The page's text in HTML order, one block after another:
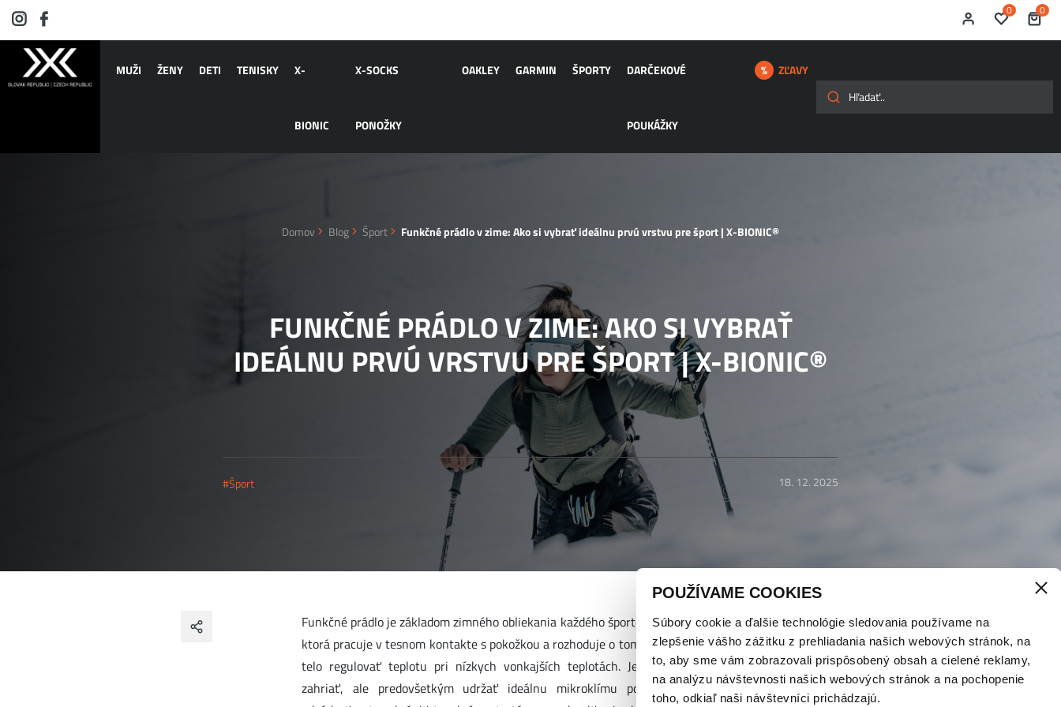
POUŽÍVAME COOKIES
Súbory cookie a ďalšie technológie sledovania používame na
zlepšenie vášho zážitku z prehliadania našich webových stránok, na
to, aby sme vám zobrazovali prispôsobený obsah a cielené reklamy,
na analýzu návštevnosti našich webových stránok a na pochopenie
toho, odkiaľ naši návštevníci prichádzajú.
0 0
MUŽI ŽENY DETI TENISKY X-
BIONIC
X-SOCKS
PONOŽKY
OAKLEY GARMIN ŠPORTY DARČEKOVÉ
POUKÁŽKY
ZĽAVY
Domov Blog Šport Funkčné prádlo v zime: Ako si vybrať ideálnu prvú vrstvu pre šport | X-BIONIC®
FUNKČNÉ PRÁDLO V ZIME: AKO SI VYBRAŤ
IDEÁLNU PRVÚ VRSTVU PRE ŠPORT | X-BIONIC®
#Šport 18. 12. 2025
Funkčné prádlo je základom zimného obliekania každého športovca. Ide o prvú vrstvu,
ktorá pracuje v tesnom kontakte s pokožkou a rozhoduje o tom, ako efektívne dokáže
telo regulovať teplotu pri nízkych vonkajších teplotách. Jeho úlohou nie je len
zahriať, ale predovšetkým udržať ideálnu mikroklímu počas celého tréningu,